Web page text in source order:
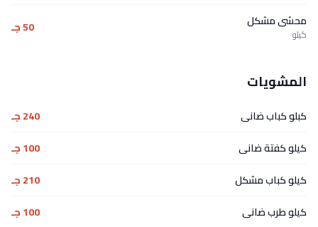
محشى مشكل
كيلو 50 جـ
المشويات
كبلو كباب ضانى
240 جـ
كيلو كفتة ضانى
100 جـ
كيلو كباب مشكل
210 جـ
كيلو طرب ضانى
100 جـ